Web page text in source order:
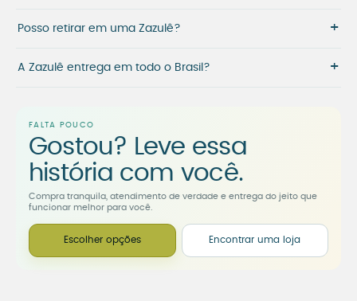
Posso retirar em uma Zazulê? +
A Zazulê entrega em todo o Brasil? +
FALTA POUCO
Gostou? Leve essa
história com você.
Compra tranquila, atendimento de verdade e entrega do jeito que
funcionar melhor para você.
Escolher opções Encontrar uma loja